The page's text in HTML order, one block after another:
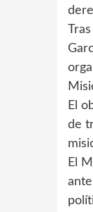
El
de
El